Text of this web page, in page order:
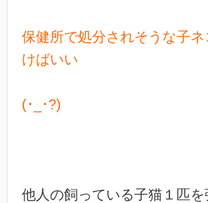
保健所で処分されそうな子
けばいい
(･_･?)
他人の飼っている子猫１匹を